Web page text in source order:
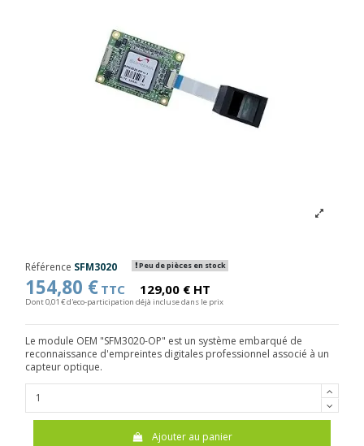
Référence SFM3020 Peu de pièces en stock
154,80 € TTC 129,00 € HT
Dont 0,01 € d'eco-participation déjà incluse dans le prix
Le module OEM "SFM3020-OP" est un système embarqué de
reconnaissance d'empreintes digitales professionnel associé à un
capteur optique.
Ajouter au panier